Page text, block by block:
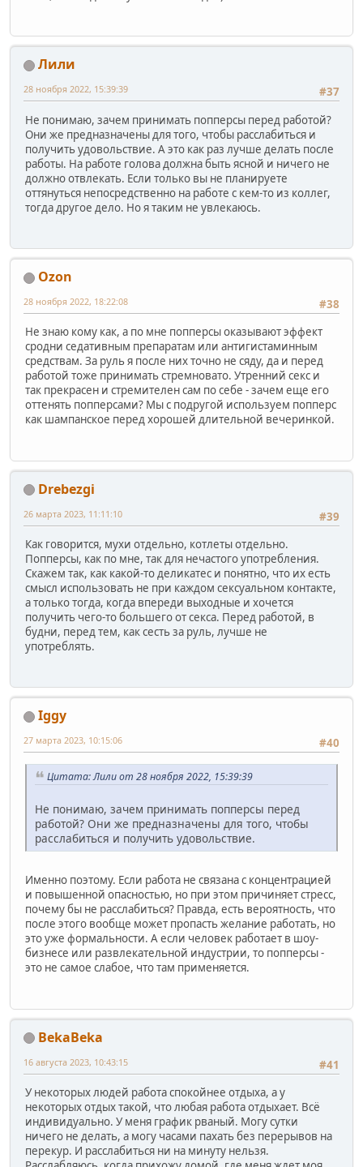
Лили
#37
28 ноября 2022, 15:39:39
Не понимаю, зачем принимать попперсы перед работой?
Они же предназначены для того, чтобы расслабиться и
получить удовольствие. А это как раз лучше делать после
работы. На работе голова должна быть ясной и ничего не
должно отвлекать. Если только вы не планируете
оттянуться непосредственно на работе с кем-то из коллег,
тогда другое дело. Но я таким не увлекаюсь.
Ozon
#38
28 ноября 2022, 18:22:08
Не знаю кому как, а по мне попперсы оказывают эффект
сродни седативным препаратам или антигистаминным
средствам. За руль я после них точно не сяду, да и перед
работой тоже принимать стремновато. Утренний секс и
так прекрасен и стремителен сам по себе - зачем еще его
оттенять попперсами? Мы с подругой используем попперс
как шампанское перед хорошей длительной вечеринкой.
Drebezgi
#39
26 марта 2023, 11:11:10
Как говорится, мухи отдельно, котлеты отдельно.
Попперсы, как по мне, так для нечастого употребления.
Скажем так, как какой-то деликатес и понятно, что их есть
смысл использовать не при каждом сексуальном контакте,
а только тогда, когда впереди выходные и хочется
получить чего-то большего от секса. Перед работой, в
будни, перед тем, как сесть за руль, лучше не
употреблять.
Iggy
#40
27 марта 2023, 10:15:06
Цитата: Лили от 28 ноября 2022, 15:39:39
Не понимаю, зачем принимать попперсы перед
работой? Они же предназначены для того, чтобы
расслабиться и получить удовольствие.
Именно поэтому. Если работа не связана с концентрацией
и повышенной опасностью, но при этом причиняет стресс,
почему бы не расслабиться? Правда, есть вероятность, что
после этого вообще может пропасть желание работать, но
это уже формальности. А если человек работает в шоу-
бизнесе или развлекательной индустрии, то попперсы -
это не самое слабое, что там применяется.
BekaBeka
#41
16 августа 2023, 10:43:15
У некоторых людей работа спокойнее отдыха, а у
некоторых отдых такой, что любая работа отдыхает. Всё
индивидуально. У меня график рваный. Могу сутки
ничего не делать, а могу часами пахать без перерывов на
перекур. И расслабиться ни на минуту нельзя.